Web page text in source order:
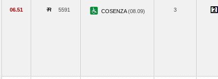
06.51 5591 COSENZA(08.09) 3